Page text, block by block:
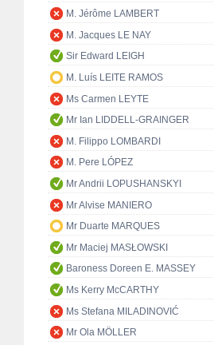
M. Jérôme LAMBERT
M. Jacques LE NAY
Sir Edward LEIGH
M. Luís LEITE RAMOS
Ms Carmen LEYTE
Mr Ian LIDDELL-GRAINGER
M. Filippo LOMBARDI
M. Pere LÓPEZ
Mr Andrii LOPUSHANSKYI
Mr Alvise MANIERO
Mr Duarte MARQUES
Mr Maciej MASŁOWSKI
Baroness Doreen E. MASSEY
Ms Kerry McCARTHY
Ms Stefana MILADINOVIĆ
Mr Ola MÖLLER